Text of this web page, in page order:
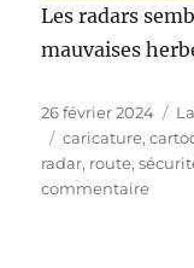
Les radars
mauvaises
Publié
le
26 février 2024
Étiquettes
caricature,
radar, route,
commentairesur